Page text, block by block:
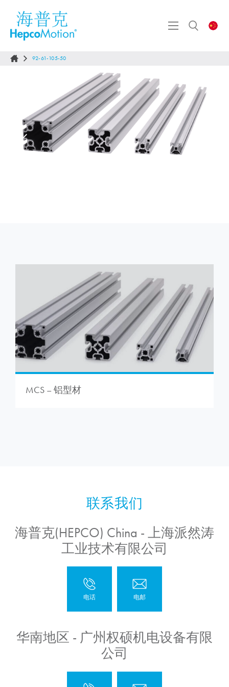
92-61-105-50
MCS – 铝型材
海普克(HEPCO) China - 上海派然涛
工业技术有限公司
华南地区 - 广州权硕机电设备有限
公司